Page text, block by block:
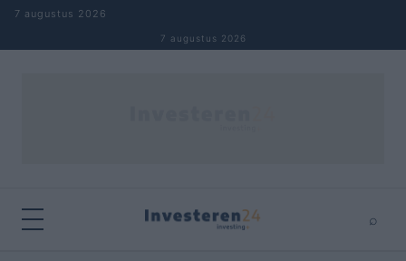
Naar inhoud springen
7 augustus 2026
7 augustus 2026
⌕